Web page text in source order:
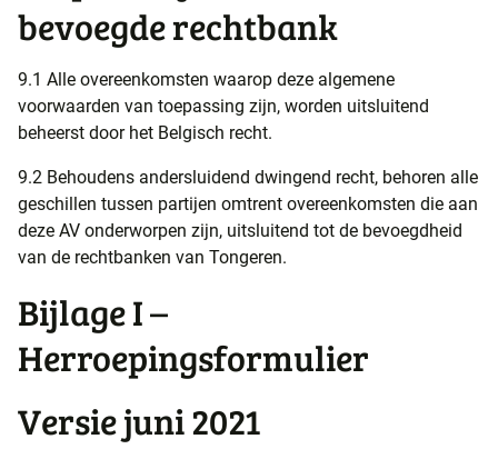
bevoegde rechtbank
9.1 Alle overeenkomsten waarop deze algemene
voorwaarden van toepassing zijn, worden uitsluitend
beheerst door het Belgisch recht.
9.2 Behoudens andersluidend dwingend recht, behoren alle
geschillen tussen partijen omtrent overeenkomsten die aan
deze AV onderworpen zijn, uitsluitend tot de bevoegdheid
van de rechtbanken van Tongeren.
Bijlage I –
Herroepingsformulier
Versie juni 2021